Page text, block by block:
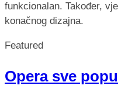
funkcionalan. Također,
konačnog dizajna.
Featured
Opera sve